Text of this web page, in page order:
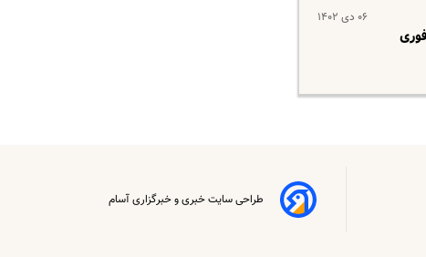
۰۶ دی ۱۴۰۲
طراحی سایت خبری و خبرگزاری آسام